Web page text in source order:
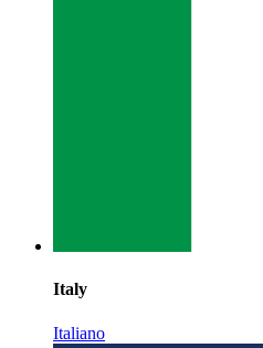
Italy
Italiano